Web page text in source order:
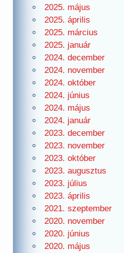
2025. május
2025. április
2025. március
2025. január
2024. december
2024. november
2024. október
2024. június
2024. május
2024. január
2023. december
2023. november
2023. október
2023. augusztus
2023. július
2023. április
2021. szeptember
2020. november
2020. június
2020. május